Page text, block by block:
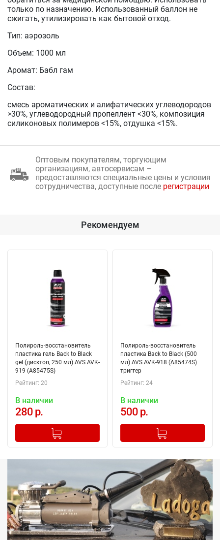
только по назначению. Использованный баллон не
сжигать, утилизировать как бытовой отход.
Тип: аэрозоль
Объем: 1000 мл
Аромат: Бабл гам
Состав:
смесь ароматических и алифатических углеводородов
>30%, углеводородный пропеллент <30%, композиция
силиконовых полимеров <15%, отдушка <15%.
Оптовым покупателям, торгующим
организациям, автосервисам –
предоставляются специальные цены и условия
сотрудничества, доступные после регистрации
Рекомендуем
Полироль-восстановитель
пластика гель Back to Black
gel (дисктоп, 250 мл) AVS AVK-
919 (A85475S)
Рейтинг: 20
В наличии
280 р.
+
Добавлено в корзину
Полироль-восстановитель
пластика Back to Black (500
мл) AVS AVK-918 (A85474S)
триггер
Рейтинг: 24
В наличии
500 р.
+
Добавлено в корзину